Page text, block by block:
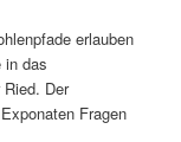
erlauben
in das
Der
Fragen